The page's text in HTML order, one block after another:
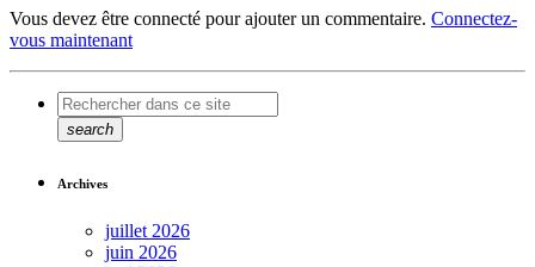
Vous devez être connecté pour ajouter un commentaire. Connectez-
vous maintenant
search
Archives
juillet 2026
juin 2026